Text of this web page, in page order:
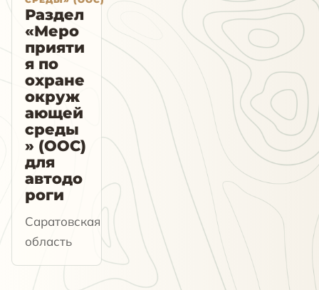
Раздел
«Меро
прияти
я по
охране
окруж
ающей
среды
» (ООС)
для
автодо
роги
Саратовская
область